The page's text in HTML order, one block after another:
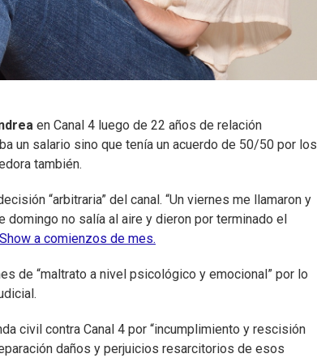
en Canal 4 luego de 22 años de relación
un salario sino que tenía un acuerdo de 50/50 por los
también.
“arbitraria” del canal. “Un viernes me llamaron y
domingo no salía al aire y dieron por terminado el
a comienzos de mes.
de “maltrato a nivel psicológico y emocional” por lo
civil contra Canal 4 por “incumplimiento y rescisión
daños y perjuicios resarcitorios de esos